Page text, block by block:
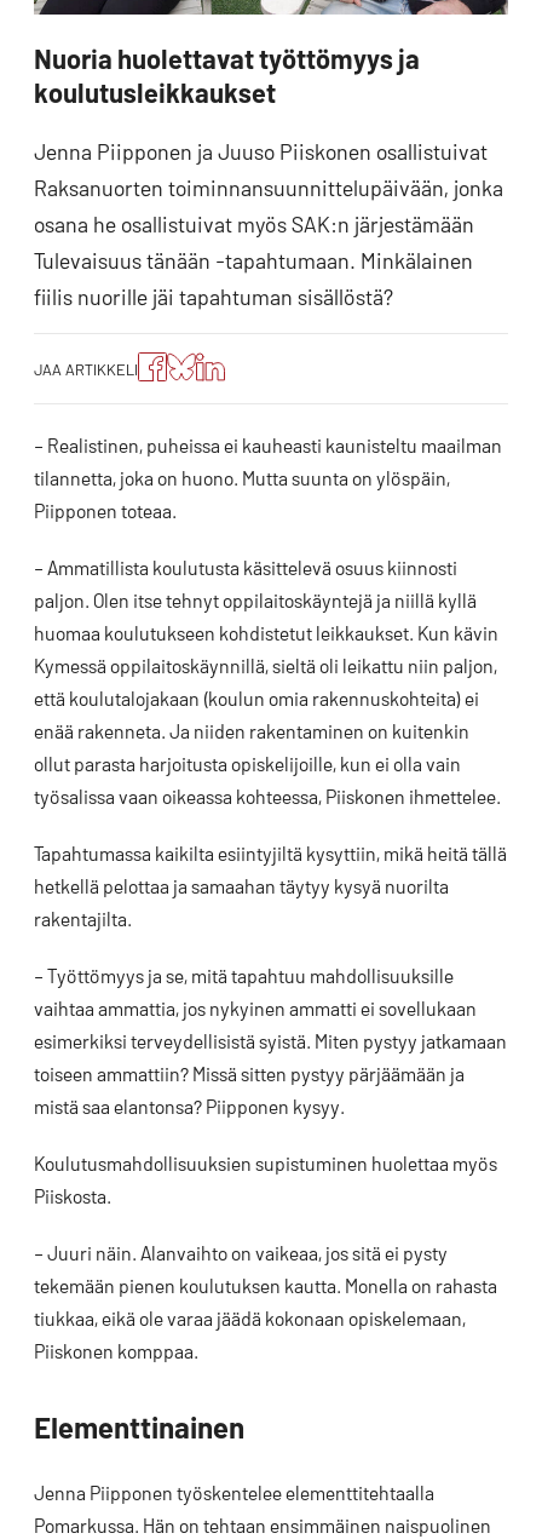
Nuoria huolettavat työttömyys ja
koulutusleikkaukset
Jenna Piipponen ja Juuso Piiskonen osallistuivat
Raksanuorten toiminnansuunnittelupäivään, jonka
osana he osallistuivat myös SAK:n järjestämään
Tulevaisuus tänään -tapahtumaan. Minkälainen
fiilis nuorille jäi tapahtuman sisällöstä?
JAA ARTIKKELI
Jaa
artikkeli
Facebookissa
Jaa
artikkeli
Blueskyssa
Jako:
Jaa
artikkeli
– Realistinen, puheissa ei kauheasti kaunisteltu maailman
tilannetta, joka on huono. Mutta suunta on ylöspäin,
Piipponen toteaa.
– Ammatillista koulutusta käsittelevä osuus kiinnosti
paljon. Olen itse tehnyt oppilaitoskäyntejä ja niillä kyllä
huomaa koulutukseen kohdistetut leikkaukset. Kun kävin
Kymessä oppilaitoskäynnillä, sieltä oli leikattu niin paljon,
että koulutalojakaan (koulun omia rakennuskohteita) ei
enää rakenneta. Ja niiden rakentaminen on kuitenkin
ollut parasta harjoitusta opiskelijoille, kun ei olla vain
työsalissa vaan oikeassa kohteessa, Piiskonen ihmettelee.
Tapahtumassa kaikilta esiintyjiltä kysyttiin, mikä heitä tällä
hetkellä pelottaa ja samaahan täytyy kysyä nuorilta
rakentajilta.
– Työttömyys ja se, mitä tapahtuu mahdollisuuksille
vaihtaa ammattia, jos nykyinen ammatti ei sovellukaan
esimerkiksi terveydellisistä syistä. Miten pystyy jatkamaan
toiseen ammattiin? Missä sitten pystyy pärjäämään ja
mistä saa elantonsa? Piipponen kysyy.
Koulutusmahdollisuuksien supistuminen huolettaa myös
Piiskosta.
– Juuri näin. Alanvaihto on vaikeaa, jos sitä ei pysty
tekemään pienen koulutuksen kautta. Monella on rahasta
tiukkaa, eikä ole varaa jäädä kokonaan opiskelemaan,
Piiskonen komppaa.
Elementtinainen
Jenna Piipponen työskentelee elementtitehtaalla
Pomarkussa. Hän on tehtaan ensimmäinen naispuolinen